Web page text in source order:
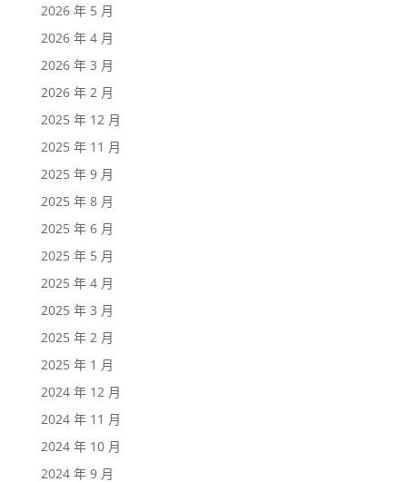
2026 年 5 月
2026 年 4 月
2026 年 3 月
2026 年 2 月
2025 年 12 月
2025 年 11 月
2025 年 9 月
2025 年 8 月
2025 年 6 月
2025 年 5 月
2025 年 4 月
2025 年 3 月
2025 年 2 月
2025 年 1 月
2024 年 12 月
2024 年 11 月
2024 年 10 月
2024 年 9 月